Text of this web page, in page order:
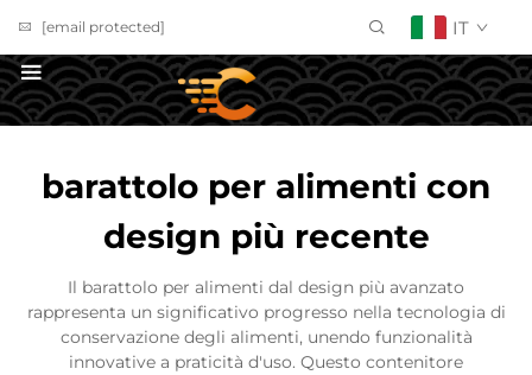
[email protected] IT
barattolo per alimenti con
design più recente
Il barattolo per alimenti dal design più avanzato
rappresenta un significativo progresso nella tecnologia di
conservazione degli alimenti, unendo funzionalità
innovative a praticità d'uso. Questo contenitore